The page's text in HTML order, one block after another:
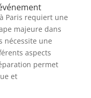
Paris requiert une
majeure dans
nécessite une
aspects
permet
et